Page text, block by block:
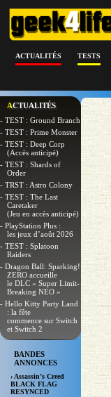
ACTUALITÉS TESTS
ACTUALITÉS
- TEST : Ground Branch
- TEST : Prime Monster
- TEST : Deep Corp
(Accès anticipé)
- TEST : Shards of
Order
- TRST : Astro Colony
- TEST : The Last
Caretaker
(Jeu en accès anticipé)
- PlayStation Plus :
les jeux d’août 2026
- TEST : Splatoon
Raiders
- Dragon Ball: Sparking!
ZERO accueille
le DLC « Super Limit-
Breaking NEO »
- Hello Kitty Party Land
: la fête
commence sur Switch
et Switch 2
BANDES
ANNONCES
› Assassin’s Creed
BLACK FLAG
RESYNCED